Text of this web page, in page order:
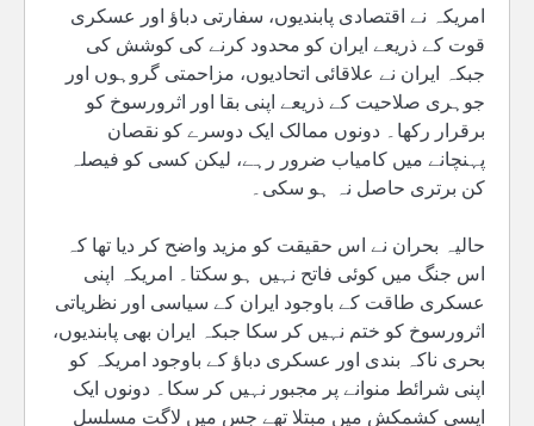
امریکہ نے اقتصادی پابندیوں، سفارتی دباؤ اور عسکری
قوت کے ذریعے ایران کو محدود کرنے کی کوشش کی
جبکہ ایران نے علاقائی اتحادیوں، مزاحمتی گروہوں اور
جوہری صلاحیت کے ذریعے اپنی بقا اور اثرورسوخ کو
برقرار رکھا۔ دونوں ممالک ایک دوسرے کو نقصان
پہنچانے میں کامیاب ضرور رہے، لیکن کسی کو فیصلہ
کن برتری حاصل نہ ہو سکی۔
حالیہ بحران نے اس حقیقت کو مزید واضح کر دیا تھا کہ
اس جنگ میں کوئی فاتح نہیں ہو سکتا۔ امریکہ اپنی
عسکری طاقت کے باوجود ایران کے سیاسی اور نظریاتی
اثرورسوخ کو ختم نہیں کر سکا جبکہ ایران بھی پابندیوں،
بحری ناکہ بندی اور عسکری دباؤ کے باوجود امریکہ کو
اپنی شرائط منوانے پر مجبور نہیں کر سکا۔ دونوں ایک
ایسی کشمکش میں مبتلا تھے جس میں لاگت مسلسل